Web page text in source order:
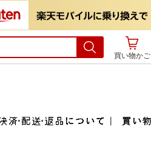
買い物かご